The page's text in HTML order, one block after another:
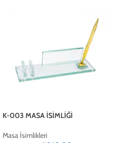
K-003 MASA İSİMLİĞİ
Masa İsimlikleri